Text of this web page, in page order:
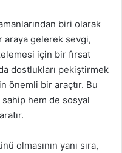
biri olarak
araya gelerek sevgi,
için bir fırsat
dostlukları pekiştirmek
önemli bir araçtır. Bu
hem de sosyal
olmasının yanı sıra,